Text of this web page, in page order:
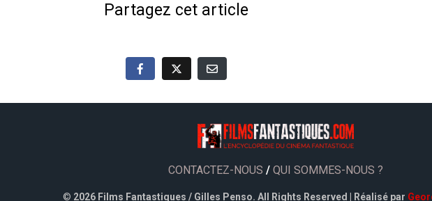
Partagez cet article
CONTACTEZ-NOUS / QUI SOMMES-NOUS ?
© 2026 Films Fantastiques / Gilles Penso. All Rights Reserved | Réalisé par